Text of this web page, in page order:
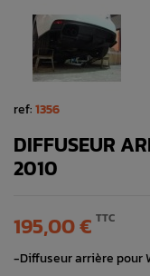
ref:1356
DIFFUSEUR
2010
195,00 € TTC
-Diffuseur arrière pour